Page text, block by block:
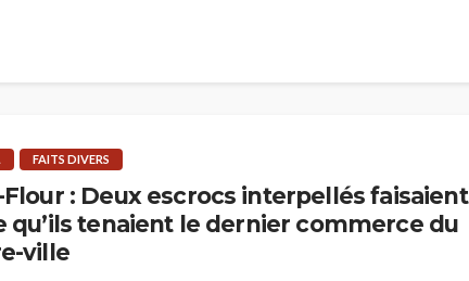
FAITS DIVERS
Flour : Deux escrocs interpellés faisaient
qu’ils tenaient le dernier commerce du
ville